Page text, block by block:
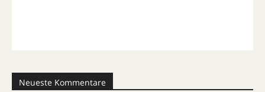
Neueste Kommentare